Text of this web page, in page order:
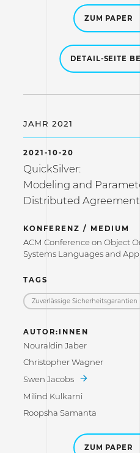
ZUM PAPER
DETAIL-SEITE
JAHR 2021
2021-10-20
QuickSilver:
Modeling and
Distributed
KONFERENZ / MEDIUM
ACM Conference on Object
Systems Languages and
TAGS
Zuverlässige Sicherheitsgarantien
AUTOR:INNEN
Nouraldin Jaber
Christopher Wagner
Swen Jacobs
Milind Kulkarni
Roopsha Samanta
ZUM PAPER